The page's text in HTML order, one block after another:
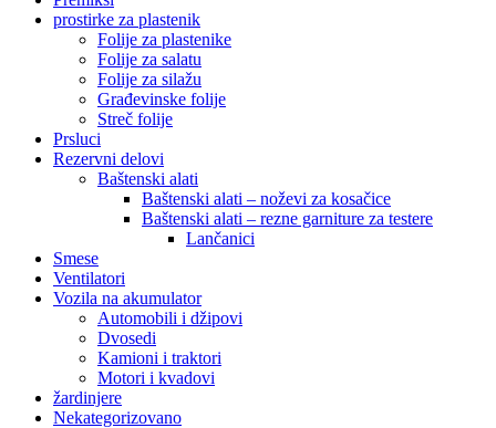
prostirke za plastenik
Folije za plastenike
Folije za salatu
Folije za silažu
Građevinske folije
Streč folije
Prsluci
Rezervni delovi
Baštenski alati
Baštenski alati – noževi za kosačice
Baštenski alati – rezne garniture za testere
Lančanici
Smese
Ventilatori
Vozila na akumulator
Automobili i džipovi
Dvosedi
Kamioni i traktori
Motori i kvadovi
žardinjere
Nekategorizovano